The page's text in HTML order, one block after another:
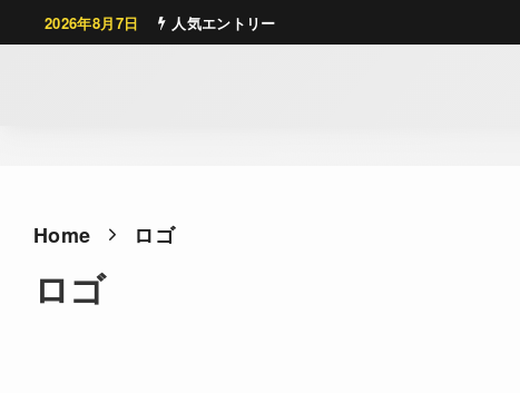
2026年8月7日 人気エントリー
Home ロゴ
ロゴ